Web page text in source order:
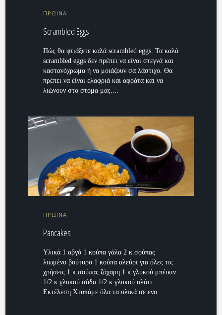
ΠΡΩΙΝΑ
Scrambled Eggs
Πώς θα φτιάξετε καλά scrambled eggs: Τα καλά
scrambled eggs δεν πρέπει να είναι στεγνά και
καστανόχρωμα ή να μοιάζουν σα λάστιχο. Θα
πρέπει να είναι ελαφριά και αφράτα και να
λιώνουν στο στόμα μας....
ΠΡΩΙΝΑ
Pancakes
Υλικά 1 αβγό 1 κούπα γάλα 2 κ.σούπας
λιωμένο βούτυρο 1 κούπα αλεύρι για όλες τις
χρήσεις 1 κ.σούπας ζάχαρη 1 κ.γλυκού μπέικιν
1/2 κ.γλυκού σόδα 1/2 κ.γλυκού αλάτι
Εκτέλεση Χτυπάμε όλα τα υλικά σε ενα...